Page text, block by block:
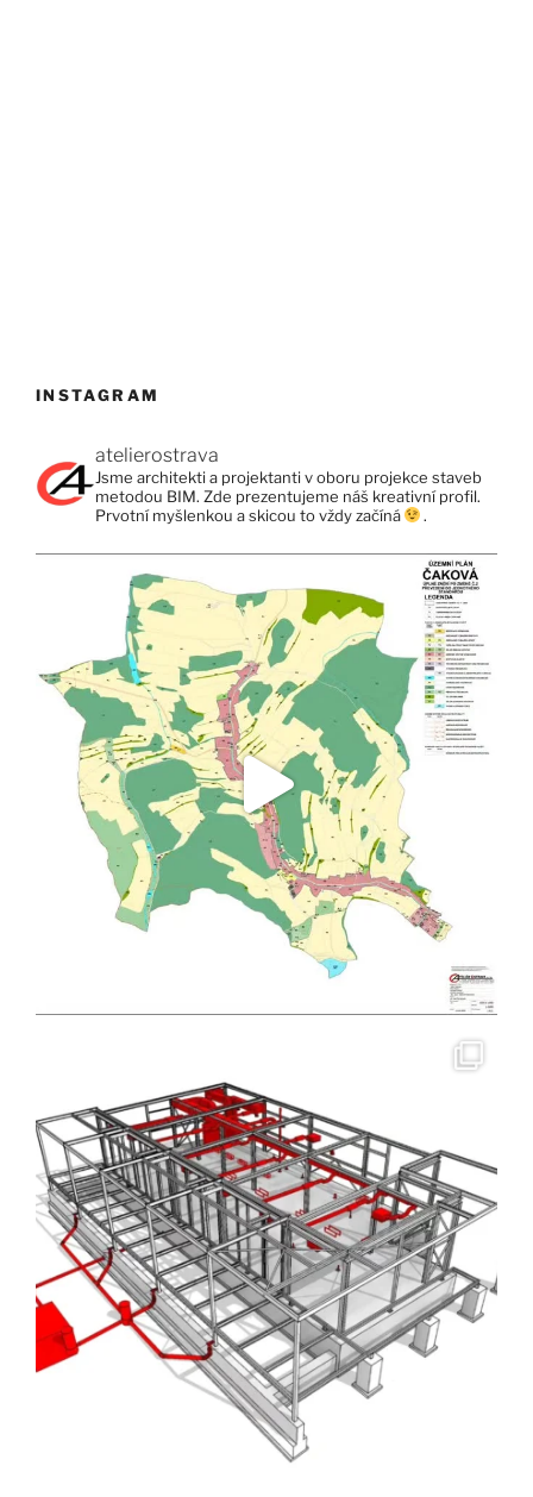
INSTAGRAM
atelierostrava
Jsme architekti a projektanti v oboru projekce staveb
metodou BIM. Zde prezentujeme náš kreativní profil.
Prvotní myšlenkou a skicou to vždy začíná
.